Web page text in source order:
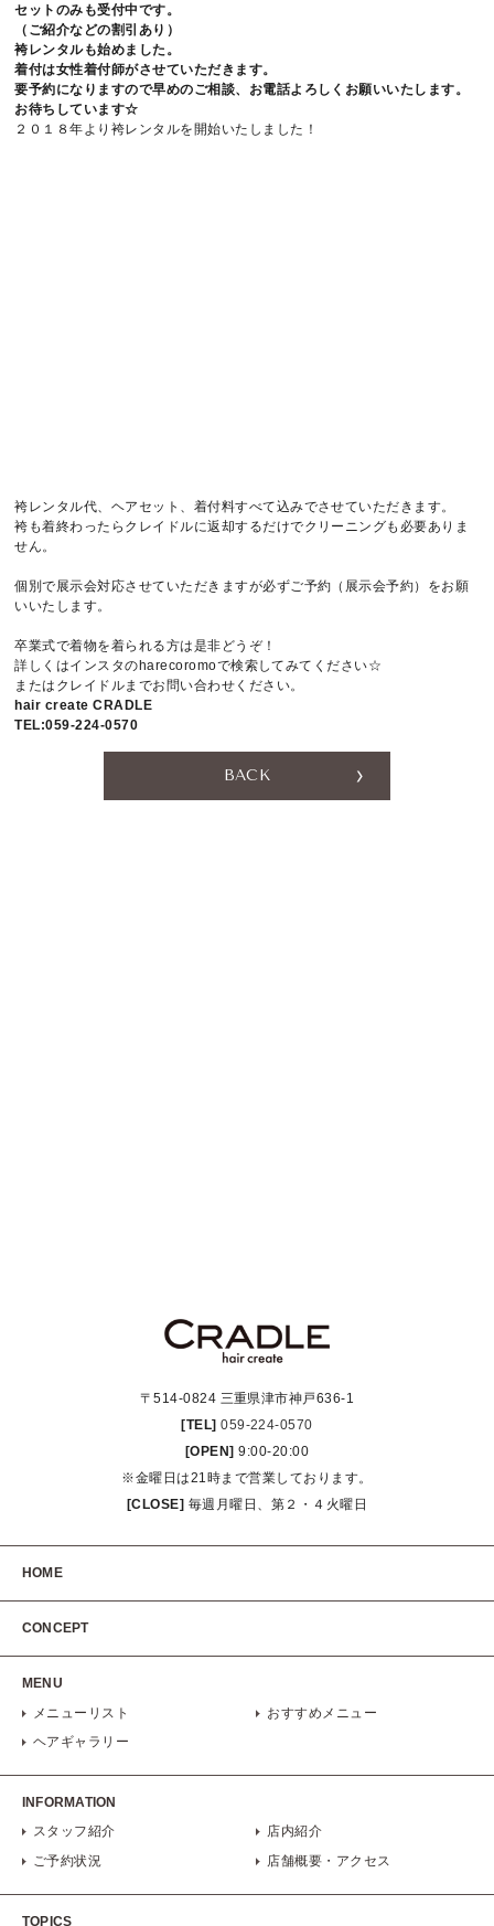
セットのみも受付中です。
（ご紹介などの割引あり）
袴レンタルも始めました。
着付は女性着付師がさせていただきます。
要予約になりますので早めのご相談、お電話よろしくお願いいたします。
お待ちしています☆
２０１８年より袴レンタルを開始いたしました！
袴レンタル代、ヘアセット、着付料すべて込みでさせていただきます。
袴も着終わったらクレイドルに返却するだけでクリーニングも必要ありま
せん。
個別で展示会対応させていただきますが必ずご予約（展示会予約）をお願
いいたします。
卒業式で着物を着られる方は是非どうぞ！
詳しくはインスタのharecoromoで検索してみてください☆
またはクレイドルまでお問い合わせください。
hair create CRADLE
TEL:059-224-0570
BACK
〒514-0824 三重県津市神戸636-1
[TEL] 059-224-0570
[OPEN] 9:00-20:00
※金曜日は21時まで営業しております。
[CLOSE] 毎週月曜日、第２・４火曜日
HOME
CONCEPT
MENU
メニューリスト
おすすめメニュー
ヘアギャラリー
INFORMATION
スタッフ紹介
店内紹介
ご予約状況
店舗概要・アクセス
TOPICS